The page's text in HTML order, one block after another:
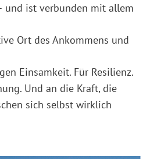
und ist verbunden mit allem
Ort des Ankommens und
Einsamkeit. Für Resilienz.
Und an die Kraft, die
sich selbst wirklich